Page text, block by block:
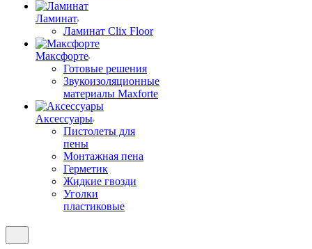
Ламинат
Ламинат Clix Floor
Максфорте
Готовые решения
Звукоизоляционные
материалы Maxforte
Аксессуары
Пистолеты для
пены
Монтажная пена
Герметик
Жидкие гвозди
Уголки
пластиковые